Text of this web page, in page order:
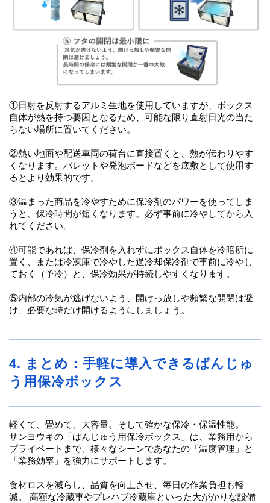
①日射を反射するアルミ生地を使用していますが、ボックス
自体が熱を持つ要因となるため、可能な限り直射日光の当た
らない場所に置いてください。
②熱い地面や配送車両の荷台に直接置くと、熱が伝わりやす
くなります。パレットや発泡ボードなどを底敷として使用す
るとより効果的です。
③温まった商品を冷やすために保冷剤のパワーを使ってしま
うと、保冷時間が短くなります。必ず事前に冷やしてから入
れてください。
④可能であれば、保冷剤を入れずにボックス自体を冷暗所に
置く、または冷凍庫で冷やした過冷却保冷剤で事前に冷やし
ておく（予冷）と、保冷効果が持続しやすくなります。
⑤内部の冷気が逃げないよう、開けっ放しや頻繁な開閉は避
け、必要な時だけ開けるようにしましょう。
4. まとめ：手軽に導入できるばんじゅ
う用保冷ボックス
軽くて、畳めて、大容量。そして確かな保冷・保温性能。
サンヨウキの「ばんじゅう用保冷ボックス」は、業務用から
プライベートまで、様々なシーンであなたの「温度管理」と
「業務効率」を強力にサポートします。
食材ロスを減らし、品質を向上させ、毎日の作業負担も軽
減。 高額な冷蔵車やプレハブ冷蔵庫といった大がかりな設備